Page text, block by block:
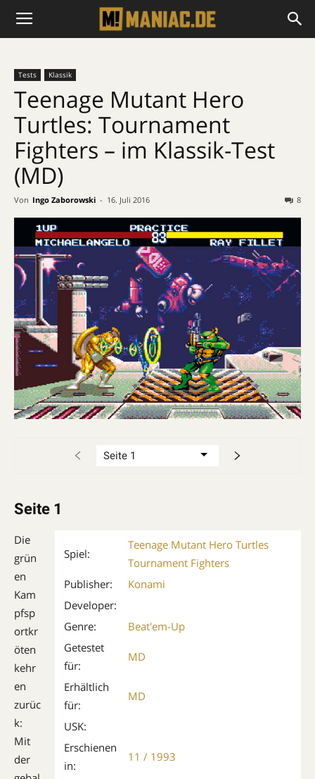
Tests Klassik
Teenage Mutant Hero
Turtles: Tournament
Fighters – im Klassik-Test
(MD)
Von Ingo Zaborowski - 16. Juli 2016 8
Seite 1
Spiel:
Teenage Mutant Hero Turtles
Tournament Fighters
Publisher:
Konami
Developer:
Genre:
Beat'em-Up
Getestet
für:
MD
Erhältlich
für:
MD
USK:
Erschienen
in:
11 / 1993
Die
grün
en
Kam
pfsp
ortkr
öten
kehr
en
zurüc
k:
Mit
der